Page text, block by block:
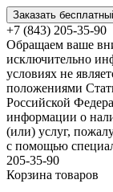
Заказать
+7 (843) 205-35-90
Обращаем ваше
исключительно
условиях не
положениями
Российской
информации о
(или) услуг,
с помощью
205-35-90
Корзина товаров